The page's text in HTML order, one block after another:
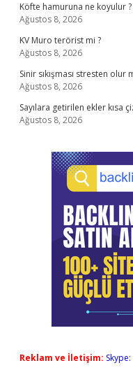
Köfte hamuruna ne koyulur ?
Ağustos 8, 2026
KV Muro terörist mi ?
Ağustos 8, 2026
Sinir sıkışması stresten olur
Ağustos 8, 2026
Sayılara getirilen ekler kısa
Ağustos 8, 2026
Reklam ve İletişim: